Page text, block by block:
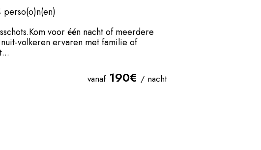
voor één nacht of meerdere
volkeren ervaren met familie of
vanaf 190€ / nacht